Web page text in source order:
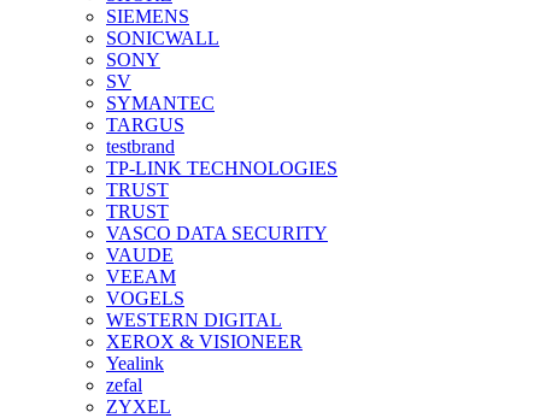
SIEMENS
SONICWALL
SONY
SV
SYMANTEC
TARGUS
testbrand
TP-LINK TECHNOLOGIES
TRUST
TRUST
VASCO DATA SECURITY
VAUDE
VEEAM
VOGELS
WESTERN DIGITAL
XEROX & VISIONEER
Yealink
zefal
ZYXEL